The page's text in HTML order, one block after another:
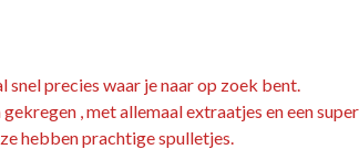
snel precies waar je naar op zoek bent.
, met allemaal extraatjes en een
hebben prachtige spulletjes.